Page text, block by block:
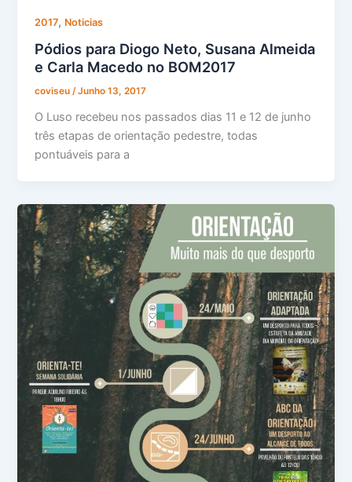
2017, Noticias
Pódios para Diogo Neto, Susana Almeida
e Carla Macedo no BOM2017
coviseu/Junho 13, 2017
O Luso recebeu nos passados dias 11 e 12 de junho
três etapas de orientação pedestre, todas
pontuáveis para a